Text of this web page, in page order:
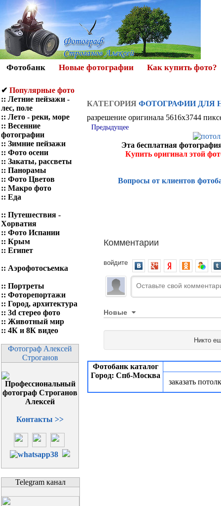
Фотобанк Новые фотографии Как купить фото?
✔ Популярные фото
:: Летние пейзажи -
лес, поле
:: Лето - реки, море
:: Весенние
фотографии
:: Зимние пейзажи
:: Фото осени
:: Закаты, рассветы
:: Панорамы
:: Фото Цветов
:: Макро фото
:: Еда
:: Путешествия -
Хорватия
:: Фото Испании
:: Крым
:: Египет
:: Аэрофотосъемка
:: Портреты
:: Фоторепортажи
:: Город, архитектура
:: 3d стерео фото
:: Животный мир
:: 4К и 8К видео
Фотограф Алексей
Строганов
Контакты >>
Telegram канал
КАТЕГОРИЯ ФОТОГРАФИИ ДЛЯ
разрешение оригинала 5616x3744
Предыдущее
Эта бесплатная
Купить оригинал этой
Вопросы от клиентов
Комментарии
войдите
Новые
Никто
Фотобанк каталог
Город: Спб-Москва
заказать